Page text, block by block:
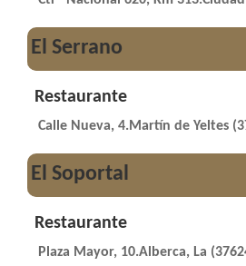
El Serrano
Restaurante
Calle Nueva, 4.Martín de Yeltes
El Soportal
Restaurante
Plaza Mayor, 10.Alberca, La